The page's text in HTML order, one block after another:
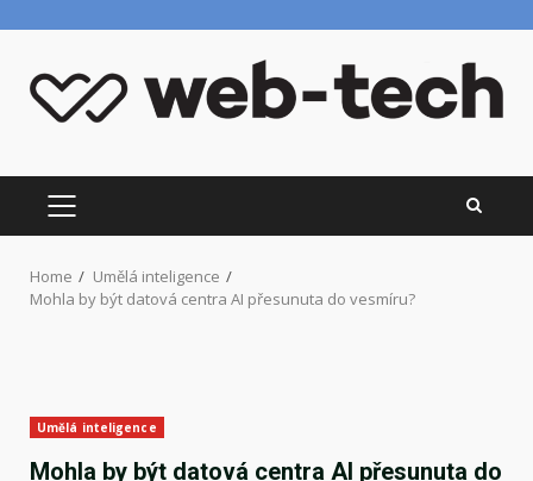
content
PRIMARY
MENU
Home
Umělá inteligence
Mohla by být datová centra AI přesunuta do vesmíru?
Umělá inteligence
Mohla by být datová centra AI přesunuta do